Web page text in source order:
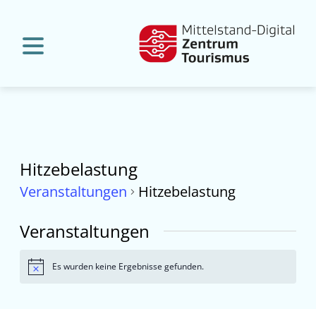
Hitzebelastung
Veranstaltungen Hitzebelastung
Veranstaltungen
HinweisEs wurden keine Ergebnisse gefunden.